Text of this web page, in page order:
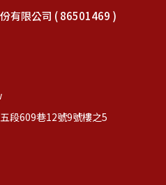
有限公司 ( 86501469 )
段609巷12號9號樓之5